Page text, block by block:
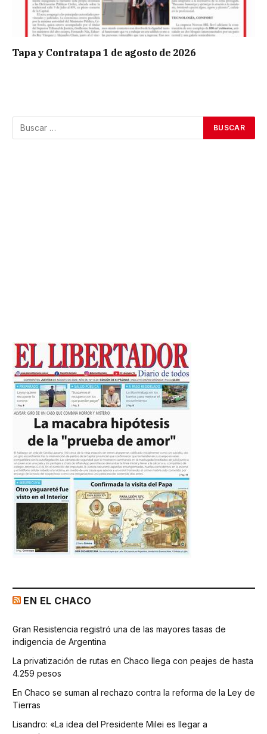
Tapa y Contratapa 1 de agosto de 2026
EN EL CHACO
Gran Resistencia registró una de las mayores tasas de
indigencia de Argentina
La privatización de rutas en Chaco llega con peajes de hasta
4.259 pesos
En Chaco se suman al rechazo contra la reforma de la Ley de
Tierras
Lisandro: «La idea del Presidente Milei es llegar a